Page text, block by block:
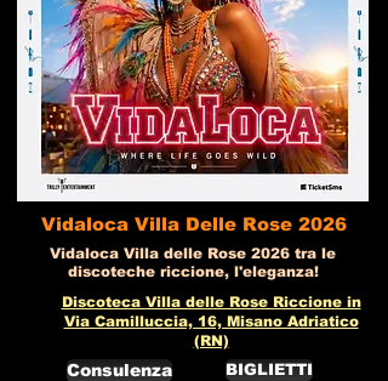
Vidaloca Villa Delle Rose 2026
Vidaloca Villa delle Rose 2026 tra le
discoteche riccione, l'eleganza!
Discoteca Villa delle Rose Riccione in
Via Camilluccia, 16, Misano Adriatico
(RN)
Consulenza BIGLIETTI